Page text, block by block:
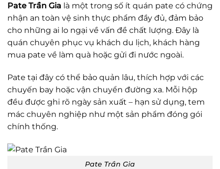
Pate Trần Gia là một trong số ít quán pate có chứng
nhận an toàn vệ sinh thực phẩm đầy đủ, đảm bảo
cho những ai lo ngại về vấn đề chất lượng. Đây là
quán chuyên phục vụ khách du lịch, khách hàng
mua pate về làm quà hoặc gửi đi nước ngoài.
Pate tại đây có thể bảo quản lâu, thích hợp với các
chuyến bay hoặc vận chuyển đường xa. Mỗi hộp
đều được ghi rõ ngày sản xuất – hạn sử dụng, tem
mác chuyên nghiệp như một sản phẩm đóng gói
chính thống.
Pate Trần Gia